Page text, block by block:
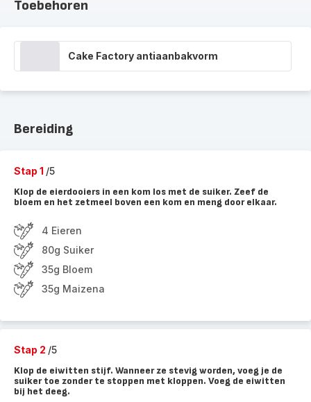
Toebehoren
Cake Factory antiaanbakvorm
Bereiding
Stap 1 /5
Klop de eierdooiers in een kom los met de suiker. Zeef de
bloem en het zetmeel boven een kom en meng door elkaar.
4 Eieren
80g Suiker
35g Bloem
35g Maizena
Stap 2 /5
Klop de eiwitten stijf. Wanneer ze stevig worden, voeg je de
suiker toe zonder te stoppen met kloppen. Voeg de eiwitten
bij het deeg.